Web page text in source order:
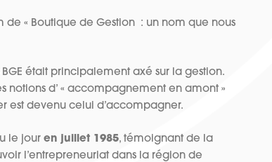
de « Boutique de Gestion : un nom que nous
était principalement axé sur la gestion.
notions d’ « accompagnement en amont »
est devenu celui d’accompagner.
le jour en juillet 1985, témoignant de la
l’entrepreneuriat dans la région de